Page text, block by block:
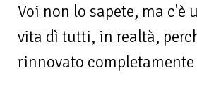
Voi non lo sapete, ma c'è
vita dì tutti, in realtà,
rinnovato